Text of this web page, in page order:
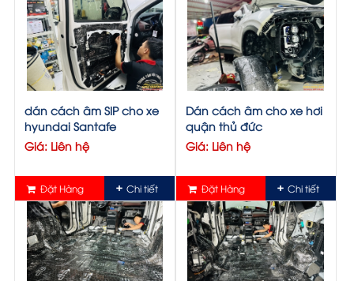
dán cách âm SIP cho xe
hyundai Santafe
Giá: Liên hệ
Đặt Hàng Chi tiết
Dán cách âm cho xe hơi
quận thủ đức
Giá: Liên hệ
Đặt Hàng Chi tiết